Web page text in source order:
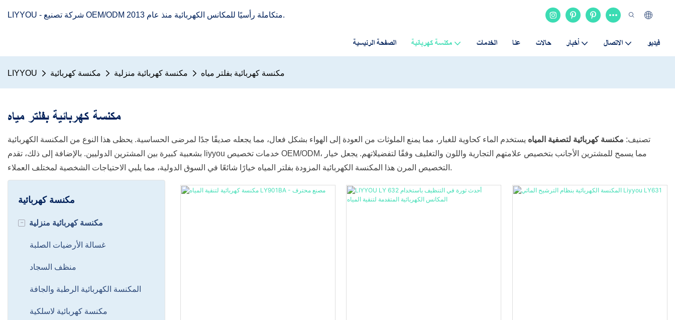
LIYYOU - شركة تصنيع OEM/ODM متكاملة رأسيًا للمكانس الكهربائية منذ عام 2013.
الصفحة الرئيسية مكنسة كهربائية الخدمات عنا حالات أخبار الاتصال فيديو
LIYYOU مكنسة كهربائية مكنسة كهربائية منزلية مكنسة كهربائية بفلتر مياه
مكنسة كهربائية بفلتر مياه
تصنيف: مكنسة كهربائية لتصفية المياه يستخدم الماء كحاوية للغبار، مما يمنع الملوثات من العودة إلى الهواء بشكل فعال، مما يجعله صديقًا جدًا لمرضى الحساسية. يحظى هذا النوع من المكنسة الكهربائية
بشعبية كبيرة بين المشترين الدوليين. بالإضافة إلى ذلك، تقدم liyyou خدمات تخصيص OEM/ODM، مما يسمح للمشترين الأجانب بتخصيص علامتهم التجارية واللون والتغليف وفقًا لتفضيلاتهم. يجعل خيار
التخصيص المرن هذا المكنسة الكهربائية المزودة بفلتر المياه خيارًا شائعًا في السوق الدولية، مما يلبي الاحتياجات الشخصية لمختلف العملاء.
مكنسة كهربائية
- مكنسة كهربائية منزلية
غسالة الأرضيات الصلبة
منظف ​​السجاد
المكنسة الكهربائية الرطبة والجافة
مكنسة كهربائية لاسلكية